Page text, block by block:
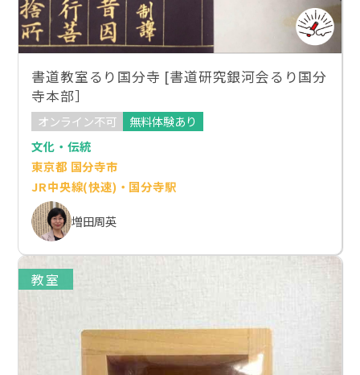
書道教室るり国分寺 [書道研究銀河会るり国分
寺本部］
オンライン不可
無料体験あり
文化・伝統
東京都 国分寺市
JR中央線(快速)・国分寺駅
増田周英
教室